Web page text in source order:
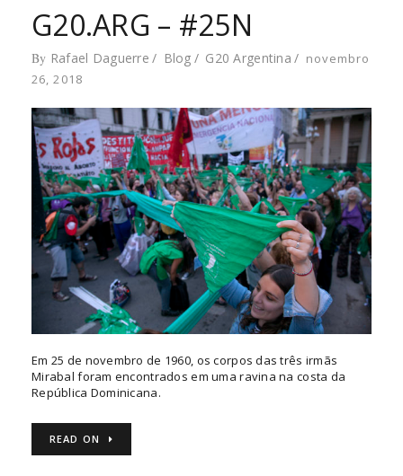
G20.ARG – #25N
By Rafael Daguerre Blog G20 Argentina
novembro
26, 2018
Em 25 de novembro de 1960, os corpos das três irmãs
Mirabal foram encontrados em uma ravina na costa da
República Dominicana.
READ ON